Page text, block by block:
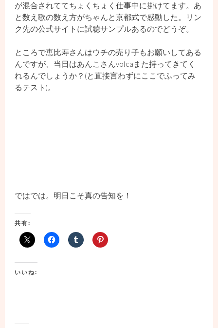
が混合されててちょくちょく仕事中に掛けてます。あ
と数え歌の数え方がちゃんと京都式で感動した。リン
ク先の公式サイトに試聴サンプルあるのでどうぞ。
ところで恵比寿さんはウチの売り子もお願いしてある
んですが、当日はあんこさんvolcaまた持ってきてく
れるんでしょうか？(と直接言わずにここでふってみ
るテスト)。
ではでは。明日こそ真の告知を！
共有:
いいね: